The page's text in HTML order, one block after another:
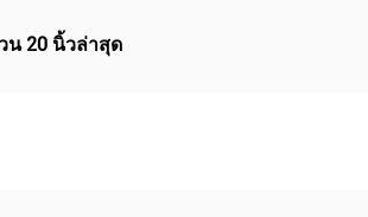
น 20 นิ้วล่าสุด